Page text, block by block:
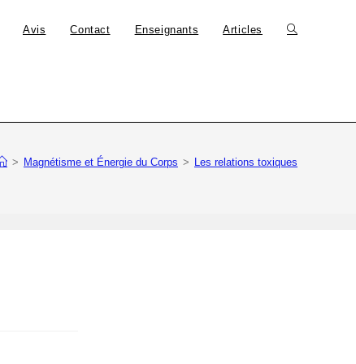
Avis Contact Enseignants Articles
> Magnétisme et Énergie du Corps > Les relations toxiques